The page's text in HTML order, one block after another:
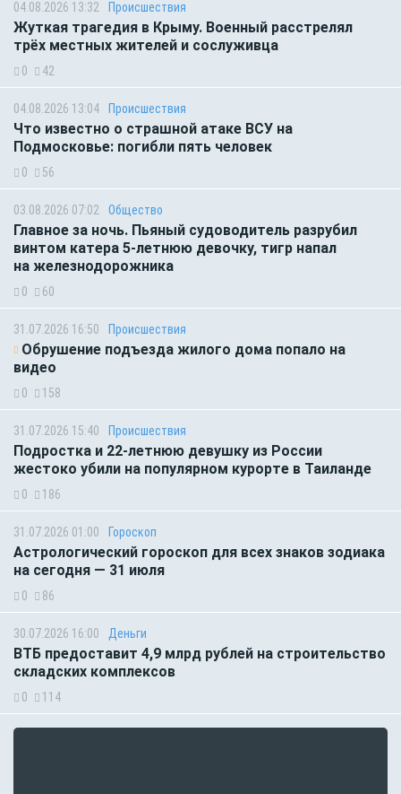
04.08.2026 13:32 Происшествия
Жуткая трагедия в Крыму. Военный расстрелял
трёх местных жителей и сослуживца
0 42
04.08.2026 13:04 Происшествия
Что известно о страшной атаке ВСУ на
Подмосковье: погибли пять человек
0 56
03.08.2026 07:02 Общество
Главное за ночь. Пьяный судоводитель разрубил
винтом катера 5-летнюю девочку, тигр напал
на железнодорожника
0 60
31.07.2026 16:50 Происшествия
Обрушение подъезда жилого дома попало на
видео
0 158
31.07.2026 15:40 Происшествия
Подростка и 22-летнюю девушку из России
жестоко убили на популярном курорте в Таиланде
0 186
31.07.2026 01:00 Гороскоп
Астрологический гороскоп для всех знаков зодиака
на сегодня — 31 июля
0 86
30.07.2026 16:00 Деньги
ВТБ предоставит 4,9 млрд рублей на строительство
складских комплексов
0 114